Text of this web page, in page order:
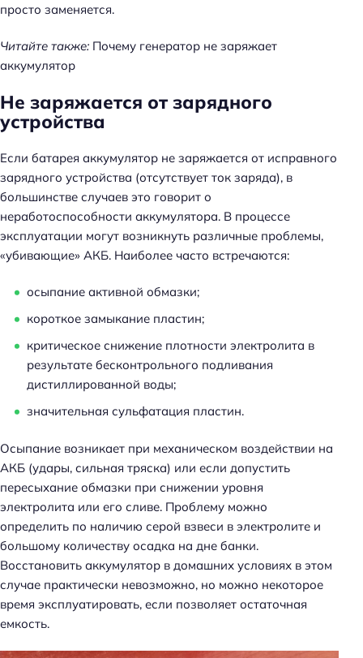
просто заменяется.
Читайте также: Почему генератор не заряжает
аккумулятор
Не заряжается от зарядного
устройства
Если батарея аккумулятор не заряжается от исправного
зарядного устройства (отсутствует ток заряда), в
большинстве случаев это говорит о
неработоспособности аккумулятора. В процессе
эксплуатации могут возникнуть различные проблемы,
«убивающие» АКБ. Наиболее часто встречаются:
осыпание активной обмазки;
короткое замыкание пластин;
критическое снижение плотности электролита в
результате бесконтрольного подливания
дистиллированной воды;
значительная сульфатация пластин.
Осыпание возникает при механическом воздействии на
АКБ (удары, сильная тряска) или если допустить
пересыхание обмазки при снижении уровня
электролита или его сливе. Проблему можно
определить по наличию серой взвеси в электролите и
большому количеству осадка на дне банки.
Восстановить аккумулятор в домашних условиях в этом
случае практически невозможно, но можно некоторое
время эксплуатировать, если позволяет остаточная
емкость.
Н
й
т
и
: